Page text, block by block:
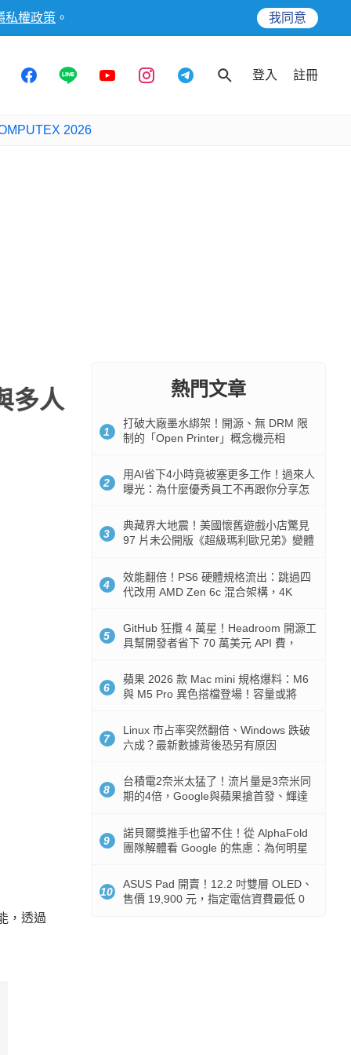
私權政策 。 我同意
登入 註冊
2026
多人
，透過
熱門文章
1
打破大廠墨水綁架！開源、無 DRM 限
制的「Open Printer」概念機亮相
2
用AI省下4小時竟被塞更多工作！過來人
曝光：為什麼優秀員工不再跟你分享怎
3
典藏界大地震！美國懷舊遊戲小店驚見
97 片未公開版《超級瑪利歐兄弟》變體
4
效能翻倍！PS6 硬體規格流出：跳過四
代改用 AMD Zen 6c 混合架構，4K
5
GitHub 狂攬 4 萬星！Headroom 開源工
具幫開發者省下 70 萬美元 API 費，
6
蘋果 2026 款 Mac mini 規格爆料：M6
與 M5 Pro 異色搭檔登場！容量或將
7
Linux 市占率突然翻倍、Windows 跌破
六成？最新數據背後恐另有原因
8
台積電2奈米太猛了！流片量是3奈米同
期的4倍，Google與蘋果搶首發、輝達
9
諾貝爾獎推手也留不住！從 AlphaFold
團隊解體看 Google 的焦慮：為何明星
10
ASUS Pad 開賣！12.2 吋雙層 OLED、
售價 19,900 元，指定電信資費最低 0